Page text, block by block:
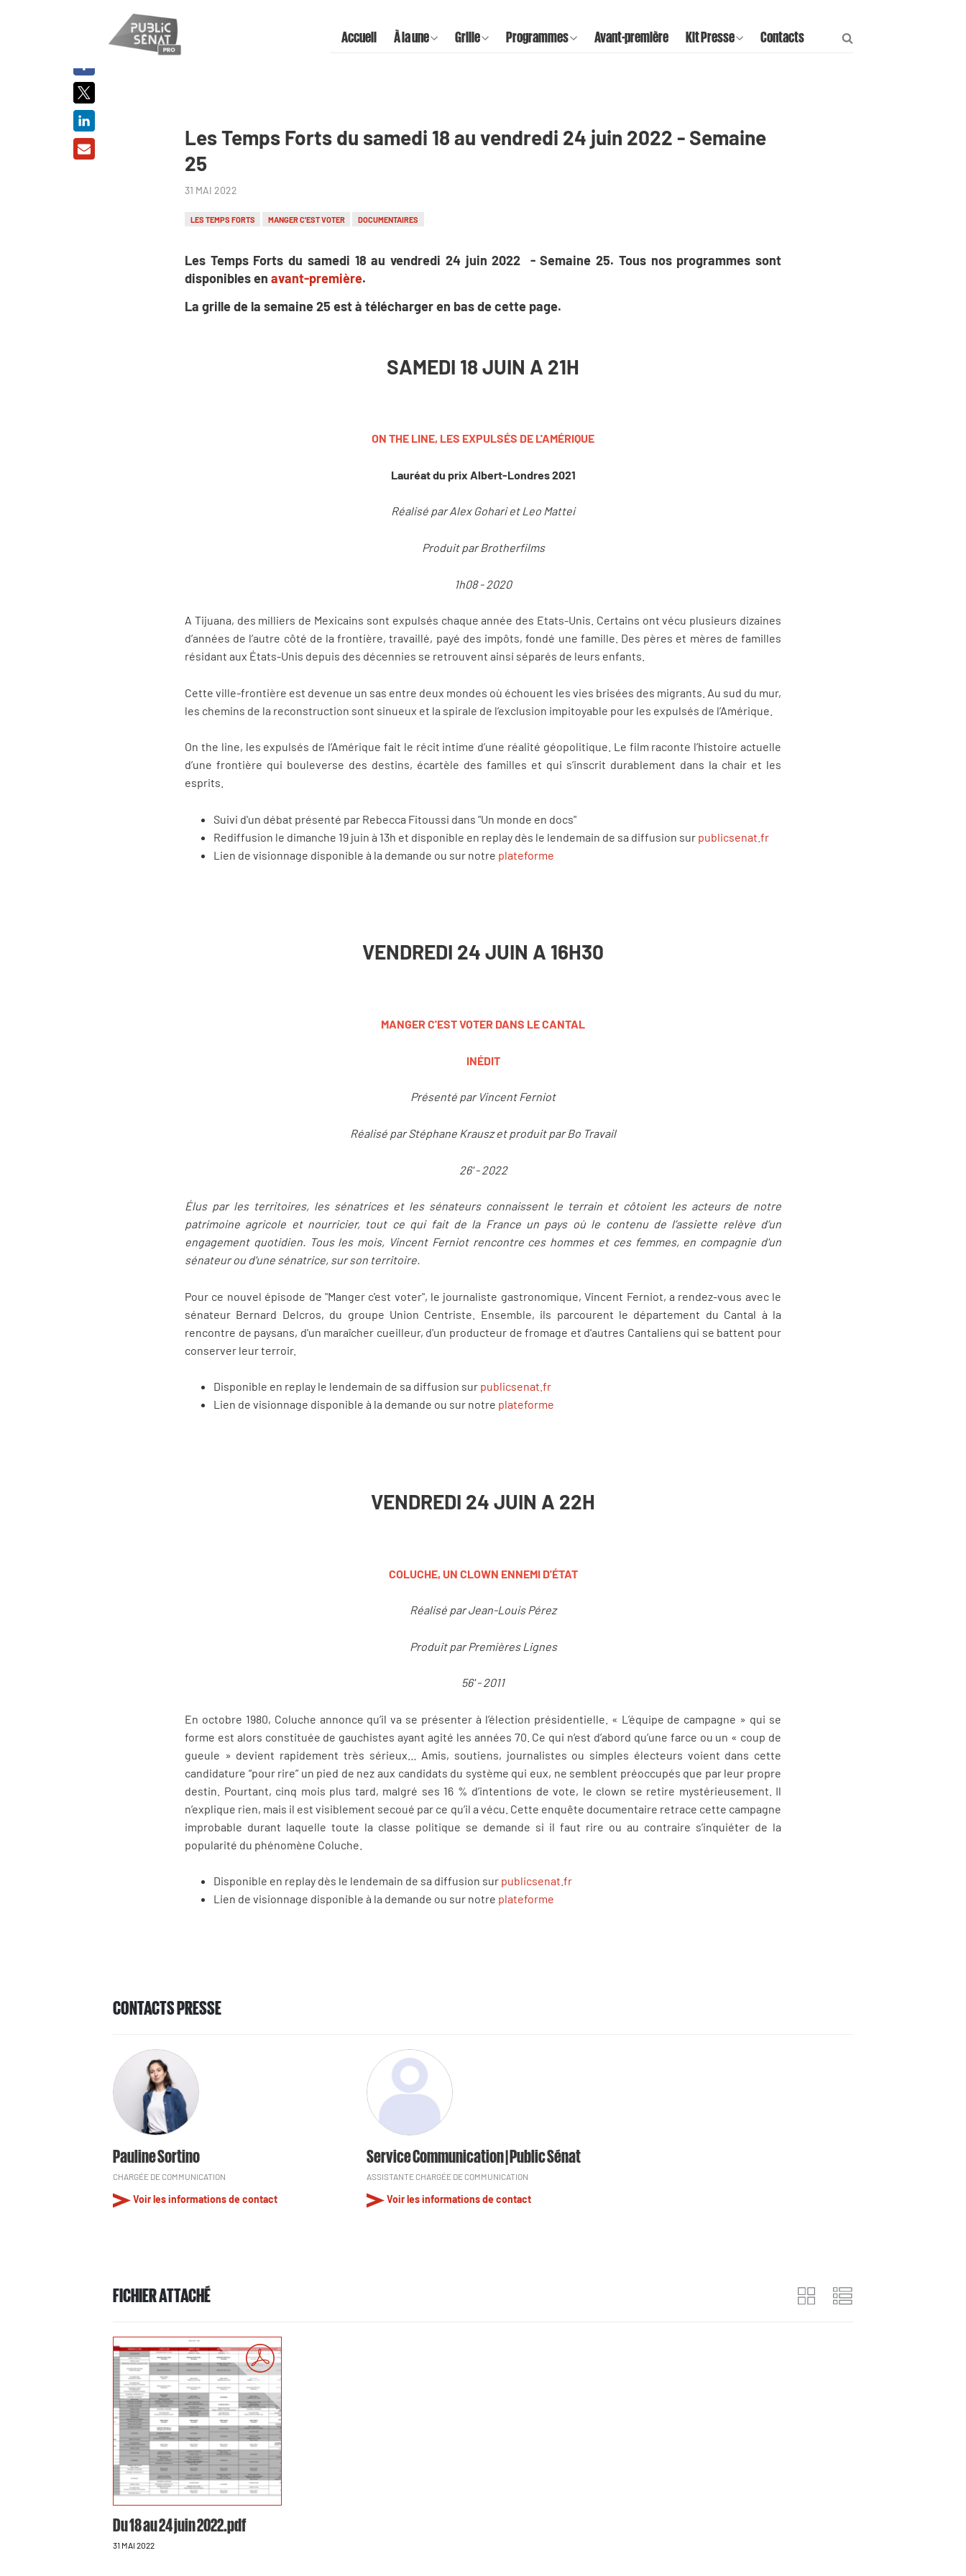
Accueil À la une Grille Programmes Avant-première Kit Presse Contacts
Les Temps Forts du samedi 18 au vendredi 24 juin 2022 - Semaine
25
31 MAI 2022
LES TEMPS FORTS MANGER C'EST VOTER DOCUMENTAIRES
Les Temps Forts du samedi 18 au vendredi 24 juin 2022 - Semaine 25. Tous nos programmes sont
disponibles en avant-première.
La grille de la semaine 25 est à télécharger en bas de cette page.
SAMEDI 18 JUIN A 21H
ON THE LINE, LES EXPULSÉS DE L'AMÉRIQUE
Lauréat du prix Albert-Londres 2021
Réalisé par Alex Gohari et Leo Mattei
Produit par Brotherfilms
1h08 - 2020
A Tijuana, des milliers de Mexicains sont expulsés chaque année des Etats-Unis. Certains ont vécu plusieurs dizaines
d’années de l’autre côté de la frontière, travaillé, payé des impôts, fondé une famille. Des pères et mères de familles
résidant aux États-Unis depuis des décennies se retrouvent ainsi séparés de leurs enfants.
Cette ville-frontière est devenue un sas entre deux mondes où échouent les vies brisées des migrants. Au sud du mur,
les chemins de la reconstruction sont sinueux et la spirale de l’exclusion impitoyable pour les expulsés de l’Amérique.
On the line, les expulsés de l’Amérique fait le récit intime d’une réalité géopolitique. Le film raconte l’histoire actuelle
d’une frontière qui bouleverse des destins, écartèle des familles et qui s’inscrit durablement dans la chair et les
esprits.
Suivi d'un débat présenté par Rebecca Fitoussi dans "Un monde en docs"
Rediffusion le dimanche 19 juin à 13h et disponible en replay dès le lendemain de sa diffusion sur publicsenat.fr
Lien de visionnage disponible à la demande ou sur notre plateforme
VENDREDI 24 JUIN A 16H30
MANGER C'EST VOTER DANS LE CANTAL
INÉDIT
Présenté par Vincent Ferniot
Réalisé par Stéphane Krausz et produit par Bo Travail
26' - 2022
Élus par les territoires, les sénatrices et les sénateurs connaissent le terrain et côtoient les acteurs de notre
patrimoine agricole et nourricier, tout ce qui fait de la France un pays où le contenu de l’assiette relève d’un
engagement quotidien. Tous les mois, Vincent Ferniot rencontre ces hommes et ces femmes, en compagnie d'un
sénateur ou d'une sénatrice, sur son territoire.
Pour ce nouvel épisode de "Manger c'est voter", le journaliste gastronomique, Vincent Ferniot, a rendez-vous avec le
sénateur Bernard Delcros, du groupe Union Centriste. Ensemble, ils parcourent le département du Cantal à la
rencontre de paysans, d'un maraîcher cueilleur, d'un producteur de fromage et d'autres Cantaliens qui se battent pour
conserver leur terroir.
Disponible en replay le lendemain de sa diffusion sur publicsenat.fr
Lien de visionnage disponible à la demande ou sur notre plateforme
VENDREDI 24 JUIN A 22H
COLUCHE, UN CLOWN ENNEMI D'ÉTAT
Réalisé par Jean-Louis Pérez
Produit par Premières Lignes
56' - 2011
En octobre 1980, Coluche annonce qu’il va se présenter à l’élection présidentielle. « L’équipe de campagne » qui se
forme est alors constituée de gauchistes ayant agité les années 70. Ce qui n’est d’abord qu’une farce ou un « coup de
gueule » devient rapidement très sérieux… Amis, soutiens, journalistes ou simples électeurs voient dans cette
candidature “pour rire” un pied de nez aux candidats du système qui eux, ne semblent préoccupés que par leur propre
destin. Pourtant, cinq mois plus tard, malgré ses 16 % d’intentions de vote, le clown se retire mystérieusement. Il
n’explique rien, mais il est visiblement secoué par ce qu’il a vécu. Cette enquête documentaire retrace cette campagne
improbable durant laquelle toute la classe politique se demande si il faut rire ou au contraire s’inquiéter de la
popularité du phénomène Coluche.
Disponible en replay dès le lendemain de sa diffusion sur publicsenat.fr
Lien de visionnage disponible à la demande ou sur notre plateforme
CONTACTS PRESSE
Pauline Sortino
CHARGÉE DE COMMUNICATION
Voir les informations de contact
Service Communication | Public Sénat
ASSISTANTE CHARGÉE DE COMMUNICATION
Voir les informations de contact
FICHIER ATTACHÉ
Du 18 au 24 juin 2022.pdf
31 MAI 2022